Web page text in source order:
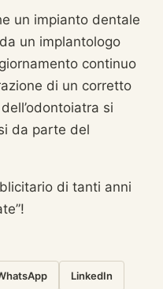
un impianto dentale
un implantologo
continuo
di un corretto
si
da parte del
di tanti anni
LinkedIn